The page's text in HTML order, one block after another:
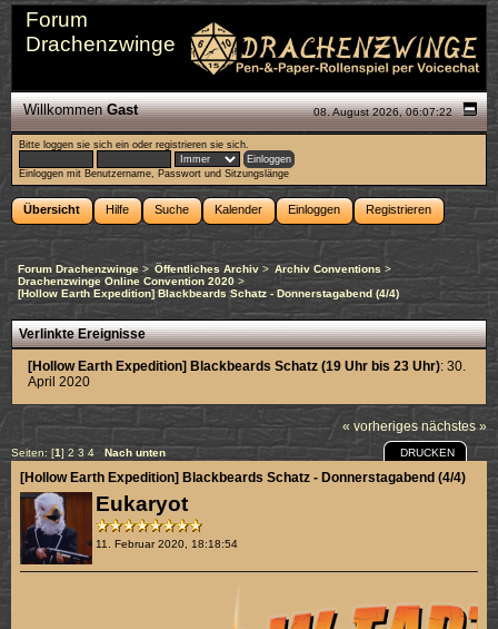
Forum
Drachenzwinge
08. August 2026, 06:07:22
WillkommenGast
Bitte loggen sie sich ein oderregistrieren sie sich.
Einloggen mit Benutzername, Passwort und Sitzungslänge
Übersicht Hilfe Suche Kalender Einloggen Registrieren
Forum Drachenzwinge > Öffentliches Archiv> Archiv Conventions >
Drachenzwinge Online Convention 2020 >
[Hollow Earth Expedition] Blackbeards Schatz - Donnerstagabend (4/4)
Verlinkte Ereignisse
[Hollow Earth Expedition] Blackbeards Schatz (19 Uhr bis 23 Uhr): 30.
April 2020
« vorheriges nächstes »
Seiten: [1] 2 3 4 Nach unten DRUCKEN
Eukaryot
11. Februar 2020, 18:18:54
[Hollow Earth Expedition] Blackbeards Schatz - Donnerstagabend (4/4)